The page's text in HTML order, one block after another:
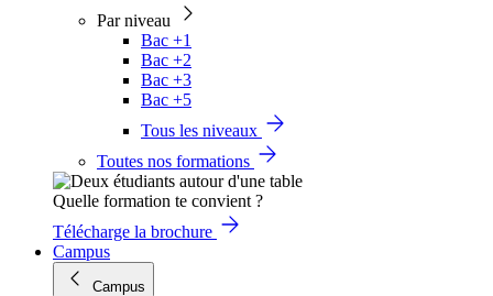
Par niveau
Bac +1
Bac +2
Bac +3
Bac +5
Tous les niveaux
Toutes nos formations
Quelle formation te convient ?
Télécharge la brochure
Campus
Campus